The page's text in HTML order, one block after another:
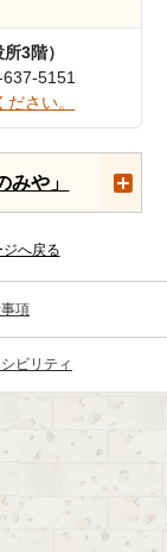
3階）
5151
さい。
や」
ジへ戻る
項
ビリティ